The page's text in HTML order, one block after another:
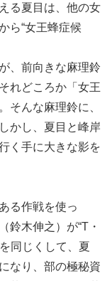
る夏目は、他の女
ら“女王蜂症候
、前向きな麻理鈴
れどころか「女王
そんな麻理鈴に、
かし、夏目と峰岸
く手に大きな影を
る作戦を使っ
鈴木伸之）が“T・
同じくして、夏
なり、部の極秘資